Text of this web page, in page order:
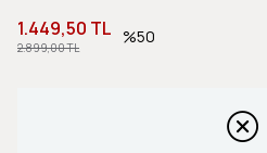
2.899,00 TL
1.449,50 TL 50